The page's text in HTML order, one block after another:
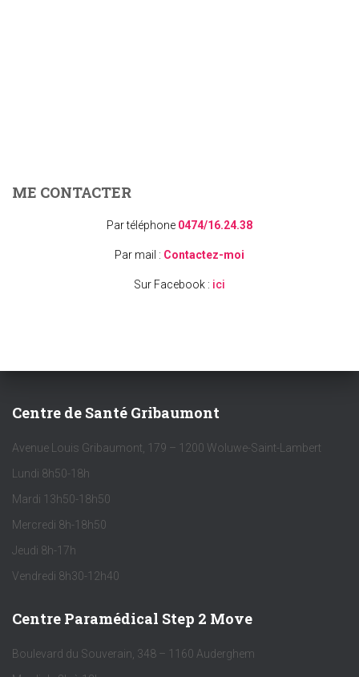
ME CONTACTER
Par téléphone 0474/16.24.38
Par mail : Contactez-moi
Sur Facebook : ici
Centre de Santé Gribaumont
Avenue Louis Gribaumont, 179 – 1200 Woluwe-Saint-Lambert
Lundi 8h50-18h
Mardi 13h50-18h50
Mercredi 8h-18h50
Jeudi 8h-17h
Vendredi 8h30-12h40
Centre Paramédical Step 2 Move
Boulevard du Souverain, 348 – 1160 Auderghem